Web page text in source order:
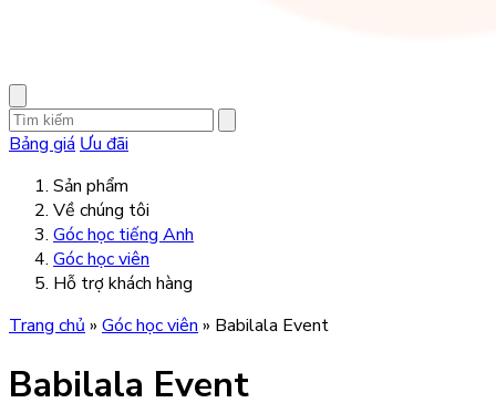
Bảng giá Ưu đãi
Sản phẩm
Về chúng tôi
Góc học tiếng Anh
Góc học viên
Hỗ trợ khách hàng
Trang chủ » Góc học viên » Babilala Event
Babilala Event